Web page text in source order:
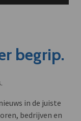
begrip.
in de juiste
bedrijven en